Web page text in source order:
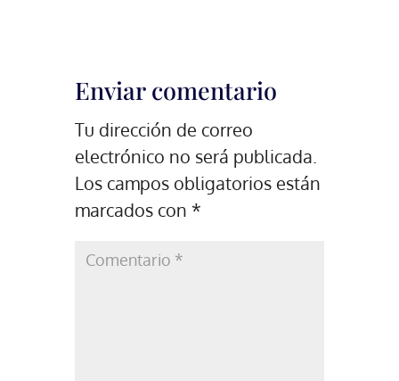
Enviar comentario
Tu dirección de correo
electrónico no será publicada.
Los campos obligatorios están
marcados con *